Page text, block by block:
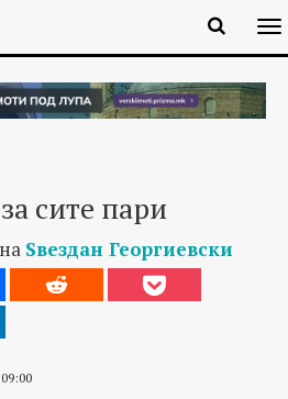
сите пари
Ѕвездан Георгиевски